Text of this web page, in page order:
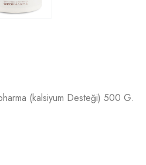
(kalsiyum Desteği) 500 G.